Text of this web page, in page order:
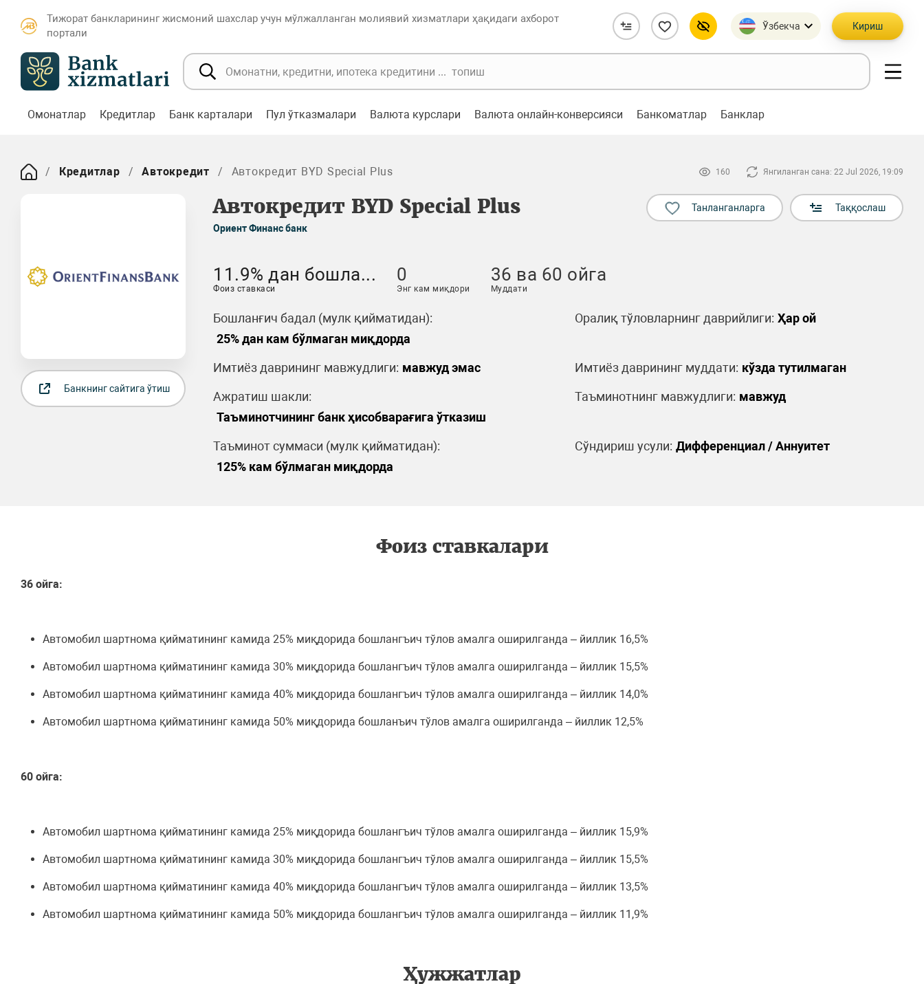
Тижорат банкларининг жисмоний шахслар учун мўлжалланган молиявий хизматлари ҳақидаги ахборот
портали
Ўзбекча Кириш
Омонатлар Кредитлар Банк карталари Пул ўтказмалари Валюта курслари Валюта онлайн-конверсияси Банкоматлар Банклар
Кредитлар Автокредит Автокредит BYD Special Plus 160 Янгиланган сана: 22 Jul 2026, 19:09
Автокредит BYD Special Plus
Ориент Финанс банк
Танланганларга Таққослаш
Банкнинг сайтига ўтиш
11.9% дан бошла...
Фоиз ставкаси
0
Энг кам миқдори
36 ва 60 ойга
Муддати
Бошланғич бадал (мулк қийматидан):
25% дан кам бўлмаган миқдорда
Оралиқ тўловларнинг даврийлиги: Ҳар ой
Имтиёз даврининг мавжудлиги: мавжуд эмас Имтиёз даврининг муддати: кўзда тутилмаган
Ажратиш шакли:
Таъминотчининг банк ҳисобварағига ўтказиш
Таъминотнинг мавжудлиги: мавжуд
Таъминот суммаси (мулк қийматидан):
125% кам бўлмаган миқдорда
Сўндириш усули: Дифференциал / Аннуитет
Фоиз ставкалари
36 ойга:
Автомобил шартнома қийматининг камида 25% миқдорида бошлангъич тўлов амалга оширилганда – йиллик 16,5%
Автомобил шартнома қийматининг камида 30% миқдорида бошлангъич тўлов амалга оширилганда – йиллик 15,5%
Автомобил шартнома қийматининг камида 40% миқдорида бошлангъич тўлов амалга оширилганда – йиллик 14,0%
Автомобил шартнома қийматининг камида 50% миқдорида бошланъич тўлов амалга оширилганда – йиллик 12,5%
60 ойга:
Автомобил шартнома қийматининг камида 25% миқдорида бошлангъич тўлов амалга оширилганда – йиллик 15,9%
Автомобил шартнома қийматининг камида 30% миқдорида бошлангъич тўлов амалга оширилганда – йиллик 15,5%
Автомобил шартнома қийматининг камида 40% миқдорида бошлангъич тўлов амалга оширилганда – йиллик 13,5%
Автомобил шартнома қийматининг камида 50% миқдорида бошлангъич тўлов амалга оширилганда – йиллик 11,9%
Ҳужжатлар